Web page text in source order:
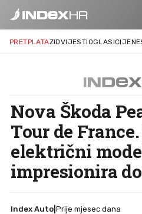
PRETPLATAZIDVIJESTIOGLASICIJENE
Nova Škoda
Tour de
električni
impresionira
Index Auto
Prije mjesec dana